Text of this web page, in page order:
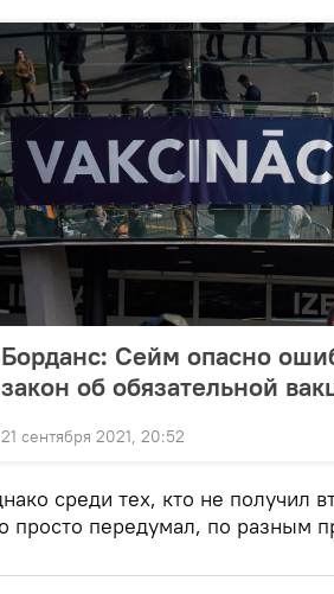
Борданс: Сейм опасно
закон об обязательной
21 сентября 2021, 20:52
среди тех, кто не получил
просто передумал, по разным